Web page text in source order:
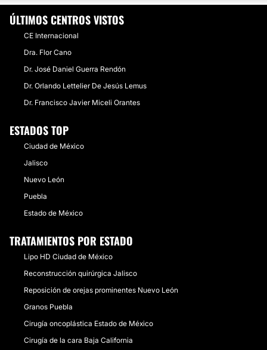
ÚLTIMOS CENTROS VISTOS
CE Internacional
Dra. Flor Cano
Dr. José Daniel Guerra Rendón
Dr. Orlando Lettelier De Jesús Lemus
Dr. Francisco Javier Miceli Orantes
ESTADOS TOP
Ciudad de México
Jalisco
Nuevo León
Puebla
Estado de México
TRATAMIENTOS POR ESTADO
Lipo HD Ciudad de México
Reconstrucción quirúrgica Jalisco
Reposición de orejas prominentes Nuevo León
Granos Puebla
Cirugía oncoplástica Estado de México
Cirugía de la cara Baja California